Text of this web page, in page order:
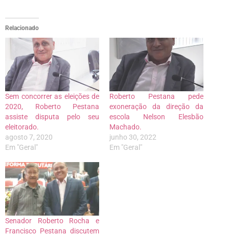
Relacionado
Sem concorrer as eleições de
2020, Roberto Pestana
assiste disputa pelo seu
eleitorado.
agosto 7, 2020
Em "Geral"
Roberto Pestana pede
exoneração da direção da
escola Nelson Elesbão
Machado.
junho 30, 2022
Em "Geral"
Senador Roberto Rocha e
Francisco Pestana discutem